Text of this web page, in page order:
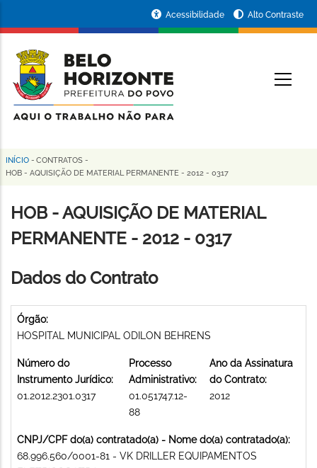
conteúdo
principal
da
Prefeitura
de
Horizonte
Acessibilidade Alto Contraste
Trilha
navegação
INÍCIO - CONTRATOS -
HOB - AQUISIÇÃO DE MATERIAL PERMANENTE - 2012 - 0317
HOB - AQUISIÇÃO DE MATERIAL
PERMANENTE - 2012 - 0317
Dados do Contrato
Órgão:
HOSPITAL MUNICIPAL ODILON BEHRENS
Número do
Instrumento Jurídico:
01.2012.2301.0317
Processo
Administrativo:
01.051747.12-
88
Ano da Assinatura
do Contrato:
2012
CNPJ/CPF do(a) contratado(a) - Nome do(a) contratado(a):
68.996.560/0001-81 - VK DRILLER EQUIPAMENTOS